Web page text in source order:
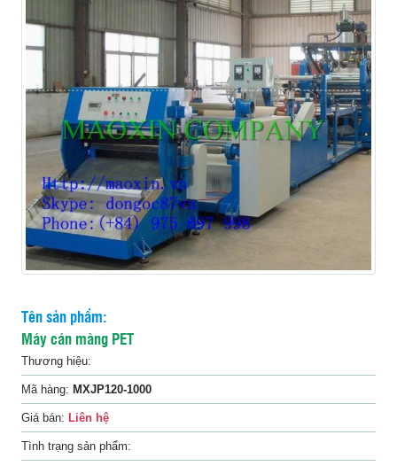
Liên
Tên sản phẩm:
Máy cán màng PET
Thương hiệu:
Mã hàng: MXJP120-1000
Giá bán: Liên hệ
Tình trạng sản phẩm: